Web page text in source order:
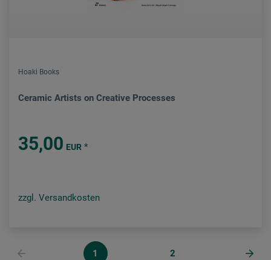
Hoaki Books
Ceramic Artists on Creative Processes
35,00 EUR *
zzgl. Versandkosten
1 2